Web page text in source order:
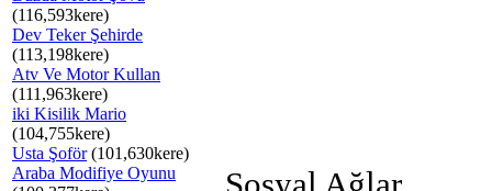
(116,593kere)
Dev Teker Şehirde
(113,198kere)
Atv Ve Motor Kullan
(111,963kere)
iki Kisilik Mario
(104,755kere)
Usta Şoför(101,630kere)
Araba Modifiye Oyunu